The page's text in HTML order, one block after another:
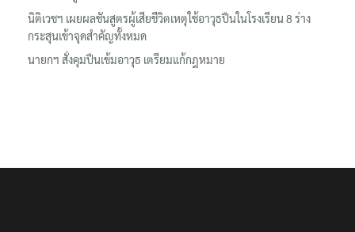
นิติเวชฯ เผยผลชันสูตรผู้เสียชีวิตเหตุใช้อาวุธปืนในโรงเรียน 8 ร่าง
กระสุนเข้าจุดสำคัญทั้งหมด
นายกฯ สั่งคุมปืนเข้มอาวุธ เตรียมแก้กฎหมาย